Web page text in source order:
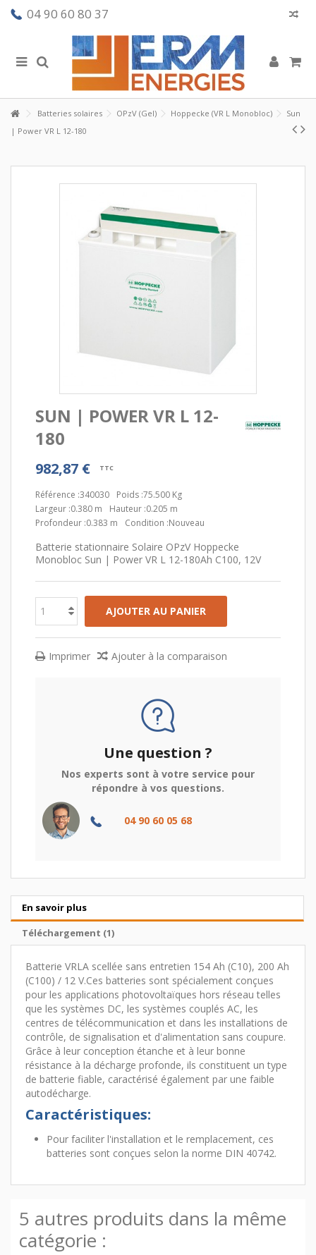
04 90 60 80 37
Batteries solaires OPzV (Gel) Hoppecke (VR L Monobloc)
Sun
| Power VR L 12-180
SUN | POWER VR L 12-
180
982,87 € TTC
Référence :340030 Poids :75.500 Kg
Largeur :0.380 m Hauteur :0.205 m
Profondeur :0.383 m Condition :Nouveau
Batterie stationnaire Solaire OPzV Hoppecke
Monobloc Sun | Power VR L 12-180Ah C100, 12V
AJOUTER AU PANIER
Imprimer Ajouter à la comparaison
Une question ?
Nos experts sont à votre service pour
répondre à vos questions.
04 90 60 05 68
En savoir plus
Téléchargement (1)
Batterie VRLA scellée sans entretien 154 Ah (C10), 200 Ah
(C100) / 12 V.Ces batteries sont spécialement conçues
pour les applications photovoltaïques hors réseau telles
que les systèmes DC, les systèmes couplés AC, les
centres de télécommunication et dans les installations de
contrôle, de signalisation et d'alimentation sans coupure.
Grâce à leur conception étanche et à leur bonne
résistance à la décharge profonde, ils constituent un type
de batterie fiable, caractérisé également par une faible
autodécharge.
Caractéristiques:
Pour faciliter l'installation et le remplacement, ces
batteries sont conçues selon la norme DIN 40742.
5 autres produits dans la même
catégorie :